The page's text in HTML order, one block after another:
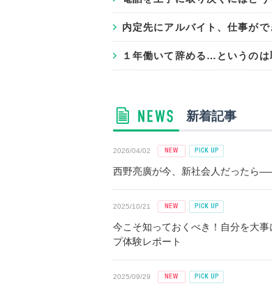
内定先にアルバイト、仕事が
１年働いて辞める…というのは
新着記事
2026/04/02
西野亮廣が今、新社会人だったら
2025/10/21
今こそ知っておくべき！自分を大
プ体験レポート
2025/09/29